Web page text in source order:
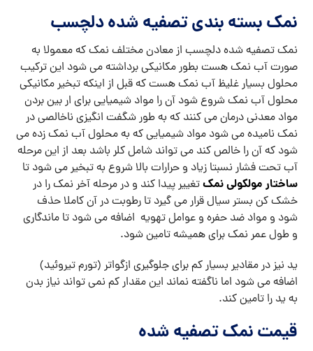
نمک بسته بندی تصفیه شده دلچسب
نمک تصفیه شده دلچسب از معادن مختلف نمک که معمولا به
صورت آب نمک هست بطور مکانیکی برداشته می شود این ترکیب
محلول بسیار غلیظ آب نمک هست که قبل از اینکه تبخیر مکانیکی
محلول آب نمک شروع شود آن را مواد شیمیایی برای ار بین بردن
مواد معدنی درمان می کنند که به طور شگفت انگیزی ناخالصی در
نمک نامیده می شود مواد شیمیایی که به محلول آب نمک زده می
شود که آن را خالص کند می تواند شامل کلر باشد بعد از این مرحله
آب تحت فشار نسبتا زیاد و حرارات بالا شروع به تبخیر می شود تا
ساختار مولکولی نمکتغییر پیدا کند و در مرحله آخر نمک را در
خشک کن بستر سیال قرار می گیرد تا رطوبت در آن کاملا حذف
شود و مواد ضد حفره و عوامل تهویه اضافه می شود تا ماندگاری
و طول عمر نمک برای همیشه تامین شود.
ید نیز در مقادیر بسیار کم برای جلوگیری ازگواتر (تورم تیروئید)
اضافه می شود اما ناگفته نماند این مقدار کم نمی تواند نیاز بدن
به ید را تامین کند.
قیمت نمک تصفیه شده